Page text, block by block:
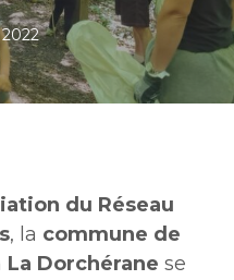
du Réseau
, la commune de
La Dorchérane se